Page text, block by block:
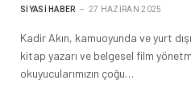
SIYASI HABER 27 HAZIRAN 2025
Kadir Akın, kamuoyunda ve yurt
kitap yazarı ve belgesel film
okuyucularımızın çoğu…